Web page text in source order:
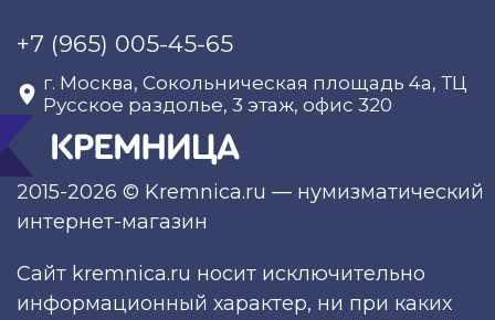
2015-2026 © Kremnica.ru — нумизматический
интернет-магазин
+7 (965) 005-45-65
г. Москва, Сокольническая площадь 4а, ТЦ
Русское раздолье, 3 этаж, офис 320
Сайт kremnica.ru носит исключительно
информационный характер, ни при каких